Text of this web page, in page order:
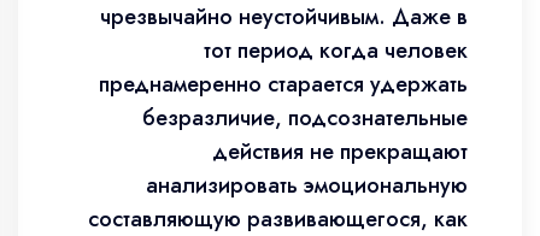
чрезвычайно неустойчивым. Даже в
тот период когда человек
преднамеренно старается удержать
безразличие, подсознательные
действия не прекращают
анализировать эмоциональную
составляющую развивающегося, как